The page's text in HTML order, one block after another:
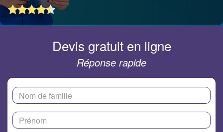
Devis gratuit en ligne
Réponse rapide